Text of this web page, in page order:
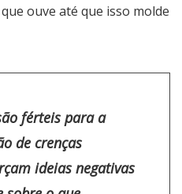
ouve até que isso molde
férteis para a
de crenças
ideias negativas